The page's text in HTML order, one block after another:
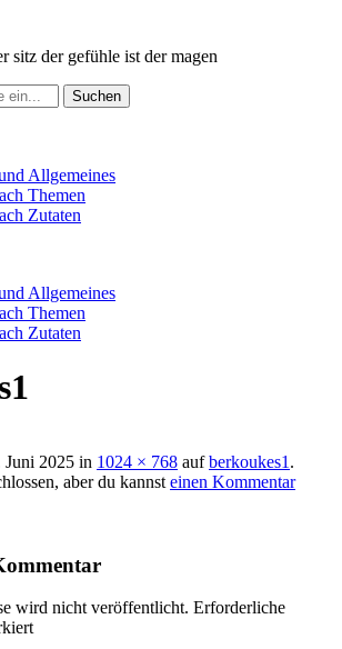
sitz der gefühle ist der magen
Allgemeines
Themen
Zutaten
Allgemeines
Themen
Zutaten
Juni 2025 in 1024 × 768 aufberkoukes1 .
aber du kannst einen Kommentar
wird nicht veröffentlicht. Erforderliche